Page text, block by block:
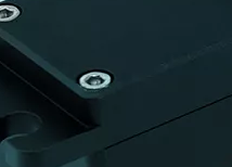
DS-H008-C